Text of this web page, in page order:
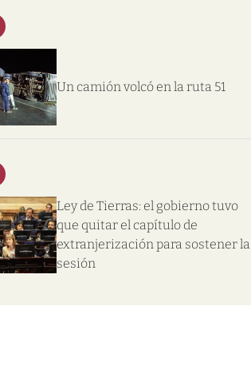
Un camión volcó en la ruta 51
Ley de Tierras: el gobierno tuvo
que quitar el capítulo de
extranjerización para sostener la
sesión